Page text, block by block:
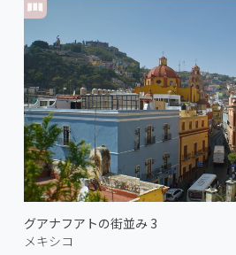
グアナフアトの街並み 3
メキシコ